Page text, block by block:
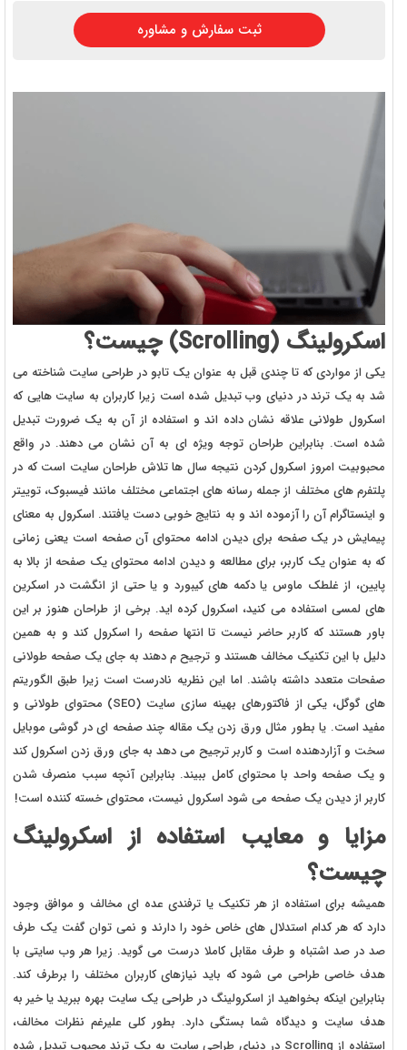
ثبت سفارش و مشاوره
اسکرولینگ (Scrolling) چیست؟
یکی از مواردی که تا چندی قبل به عنوان یک تابو در طراحی سایت شناخته می
شد به یک ترند در دنیای وب تبدیل شده است زیرا کاربران به سایت هایی که
اسکرول طولانی علاقه نشان داده اند و استفاده از آن به یک ضرورت تبدیل
شده است. بنابراین طراحان توجه ویژه ای به آن نشان می دهند. در واقع
محبوبیت امروز اسکرول کردن نتیجه سال ها تلاش طراحان سایت است که در
پلتفرم های مختلف از جمله رسانه های اجتماعی مختلف مانند فیسبوک، توییتر
و اینستاگرام آن را آزموده اند و به نتایج خوبی دست یافتند. اسکرول به معنای
پیمایش در یک صفحه برای دیدن ادامه محتوای آن صفحه است یعنی زمانی
که به عنوان یک کاربر، برای مطالعه و دیدن ادامه محتوای یک صفحه از بالا به
پایین، از غلطک ماوس یا دکمه های کیبورد و یا حتی از انگشت در اسکرین
های لمسی استفاده می کنید، اسکرول کرده اید. برخی از طراحان هنوز بر این
باور هستند که کاربر حاضر نیست تا انتها صفحه را اسکرول کند و به همین
دلیل با این تکنیک مخالف هستند و ترجیح م دهند به جای یک صفحه طولانی
صفحات متعدد داشته باشند. اما این نظریه نادرست است زیرا طبق الگوریتم
های گوگل، یکی از فاکتورهای بهینه سازی سایت (SEO) محتوای طولانی و
مفید است. یا بطور مثال ورق زدن یک مقاله چند صفحه ای در گوشی موبایل
سخت و آزاردهنده است و کاربر ترجیح می دهد به جای ورق زدن اسکرول کند
و یک صفحه واحد با محتوای کامل ببیند. بنابراین آنچه سبب منصرف شدن
کاربر از دیدن یک صفحه می شود اسکرول نیست، محتوای خسته کننده است!
مزایا و معایب استفاده از اسکرولینگ
چیست؟
همیشه برای استفاده از هر تکنیک یا ترفندی عده ای مخالف و موافق وجود
دارد که هر کدام استدلال های خاص خود را دارند و نمی توان گفت یک طرف
صد در صد اشتباه و طرف مقابل کاملا درست می گوید. زیرا هر وب سایتی با
هدف خاصی طراحی می شود که باید نیازهای کاربران مختلف را برطرف کند.
بنابراین اینکه بخواهید از اسکرولینگ در طراحی یک سایت بهره ببرید یا خیر به
هدف سایت و دیدگاه شما بستگی دارد. بطور کلی علیرغم نظرات مخالف،